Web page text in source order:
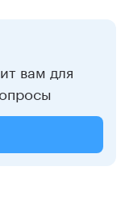
вам для